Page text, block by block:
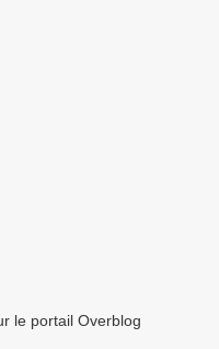
le portail Overblog